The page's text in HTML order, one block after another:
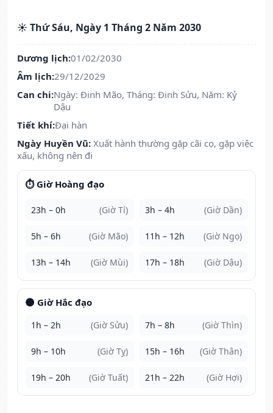
☀️ Thứ Sáu, Ngày 1 Tháng 2 Năm 2030
Dương lịch:01/02/2030
Âm lịch:29/12/2029
Can chi:Ngày: Đinh Mão, Tháng: Đinh Sửu, Năm: Kỷ
Dậu
Tiết khí:Đại hàn
Ngày Huyền Vũ: Xuất hành thường gặp cãi cọ, gặp việc
xấu, không nên đi
⏱️ Giờ Hoàng đạo
23h – 0h (Giờ Tí) 3h – 4h (Giờ Dần)
5h – 6h (Giờ Mão) 11h – 12h (Giờ Ngọ)
13h – 14h (Giờ Mùi) 17h – 18h (Giờ Dậu)
🌑 Giờ Hắc đạo
1h – 2h (Giờ Sửu) 7h – 8h (Giờ Thìn)
9h – 10h (Giờ Tỵ) 15h – 16h (Giờ Thân)
19h – 20h (Giờ Tuất) 21h – 22h (Giờ Hợi)